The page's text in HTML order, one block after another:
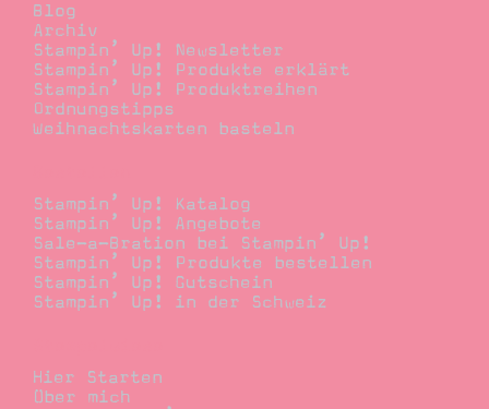
Blog
Archiv
Stampin’ Up! Newsletter
Stampin’ Up! Produkte erklärt
Stampin’ Up! Produktreihen
Ordnungstipps
Weihnachtskarten basteln
Stampin’ Up! Katalog
Stampin’ Up! Angebote
Sale-a-Bration bei Stampin’ Up!
Stampin’ Up! Produkte bestellen
Stampin’ Up! Gutschein
Stampin’ Up! in der Schweiz
Hier Starten
Über mich